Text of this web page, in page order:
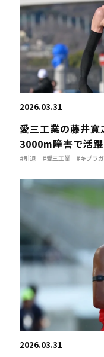
2026.03.31
愛三工業の藤井寛
3000m障害で活
#引退 #愛三工業 #キプラ
2026.03.31